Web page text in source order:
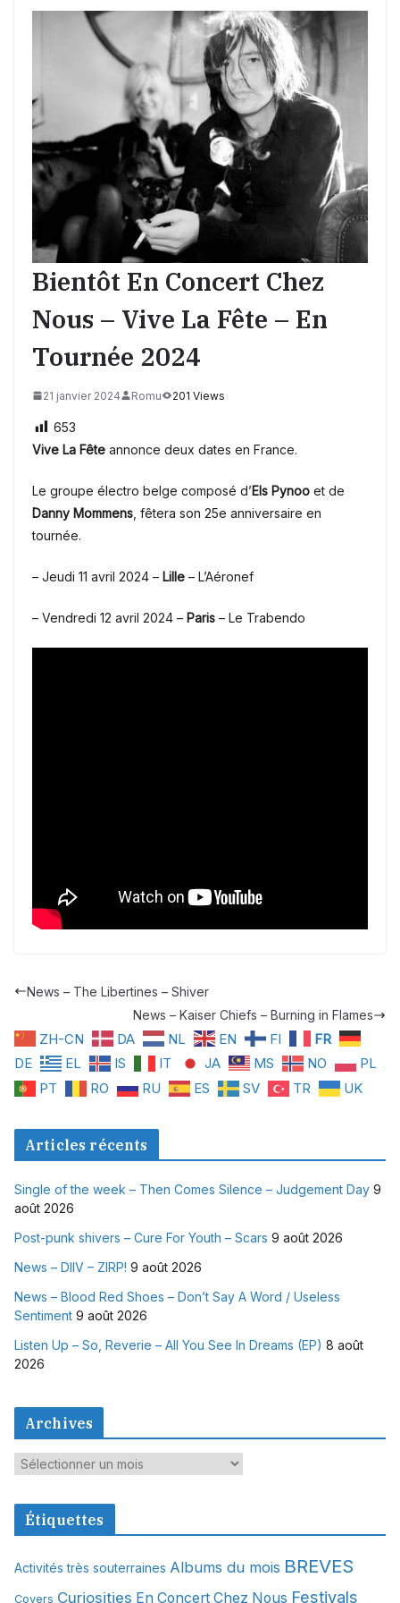
Bientôt En Concert Chez
Nous – Vive La Fête – En
Tournée 2024
21 janvier 2024 Romu 201 Views
653
Vive La Fête annonce deux dates en France.
Le groupe électro belge composé d’Els Pynoo et de
Danny Mommens , fêtera son 25e anniversaire en
tournée.
– Jeudi 11 avril 2024 – Lille – L’Aéronef
– Vendredi 12 avril 2024 – Paris – Le Trabendo
News – The Libertines – Shiver
News – Kaiser Chiefs – Burning in Flames
ZH-CN DA NL EN FI
FR
DE
EL IS IT JA MS NO
PL
PT
RO RU ES SV TR UK
Articles récents
Single of the week – Then Comes Silence – Judgement Day 9
août 2026
Post-punk shivers – Cure For Youth – Scars 9 août 2026
News – DIIV – ZIRP! 9 août 2026
News – Blood Red Shoes – Don’t Say A Word / Useless
Sentiment 9 août 2026
Listen Up – So, Reverie – All You See In Dreams (EP) 8 août
2026
Archives
A
c
v
e
Étiquettes
Activités très souterraines Albums du mois BREVES
Covers Curiosities En Concert Chez Nous Festivals